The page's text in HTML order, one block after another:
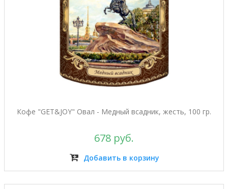
Кофе "GET&JOY" Овал - Медный всадник, жесть, 100 гр.
678 руб.
Добавить в корзину